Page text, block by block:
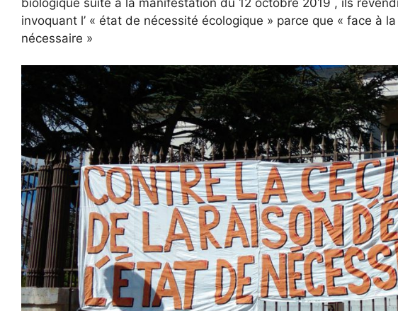
invoquant l’ « état de nécessité écologique » parce que « face à
nécessaire »